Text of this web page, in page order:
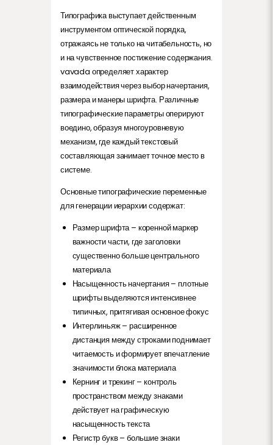
Типографика выступает действенным
инструментом оптической порядка,
отражаясь не только на читабельность, но
и на чувственное постижение содержания.
vavada определяет характер
взаимодействия через выбор начертания,
размера и манеры шрифта. Различные
типографические параметры оперируют
воедино, образуя многоуровневую
механизм, где каждый текстовый
составляющая занимает точное место в
системе.
Основные типографические переменные
для генерации иерархии содержат:
Размер шрифта – коренной маркер
важности части, где заголовки
существенно больше центрального
материала
Насыщенность начертания – плотные
шрифты выделяются интенсивнее
типичных, притягивая основное фокус
Интерлиньяж – расширенное
дистанция между строками поднимает
читаемость и формирует впечатление
значимости блока материала
Кернинг и трекинг – контроль
пространством между знаками
действует на графическую
насыщенность текста
Регистр букв – большие знаки